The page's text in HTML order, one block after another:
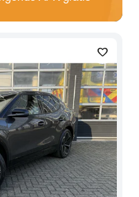
favorite